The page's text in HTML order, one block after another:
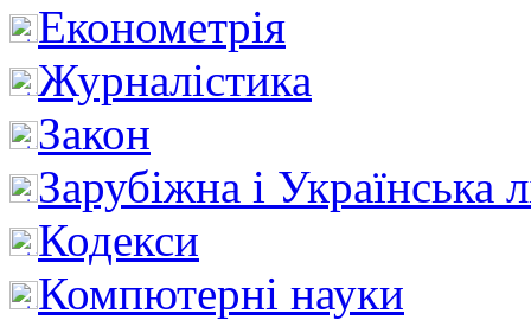
Економетрія
Журналістика
Закон
Зарубіжна і Українська
Кодекси
Компютерні науки